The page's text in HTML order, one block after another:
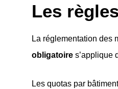
Les
La réglementation des
obligatoire s’applique
Les quotas par